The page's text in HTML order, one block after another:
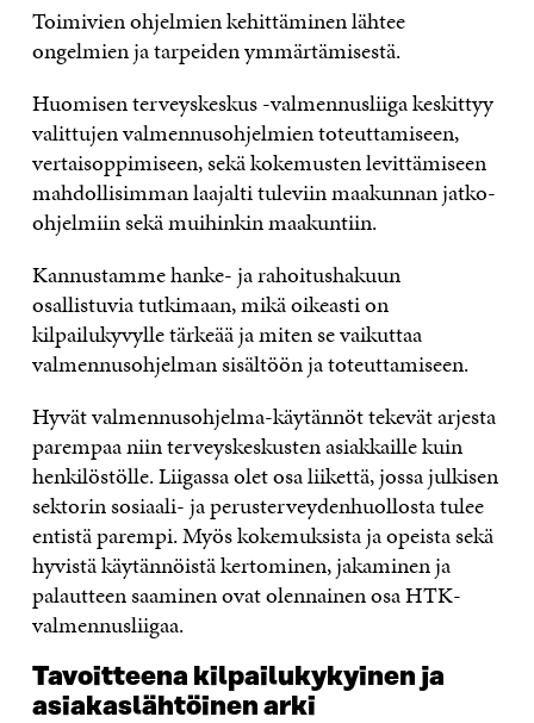
Toimivien ohjelmien kehittäminen lähtee
ongelmien ja tarpeiden ymmärtämisestä.
Huomisen terveyskeskus -valmennusliiga keskittyy
valittujen valmennusohjelmien toteuttamiseen,
vertaisoppimiseen, sekä kokemusten levittämiseen
mahdollisimman laajalti tuleviin maakunnan jatko-
ohjelmiin sekä muihinkin maakuntiin.
Kannustamme hanke- ja rahoitushakuun
osallistuvia tutkimaan, mikä oikeasti on
kilpailukyvylle tärkeää ja miten se vaikuttaa
valmennusohjelman sisältöön ja toteuttamiseen.
Hyvät valmennusohjelma-käytännöt tekevät arjesta
parempaa niin terveyskeskusten asiakkaille kuin
henkilöstölle. Liigassa olet osa liikettä, jossa julkisen
sektorin sosiaali- ja perusterveydenhuollosta tulee
entistä parempi. Myös kokemuksista ja opeista sekä
hyvistä käytännöistä kertominen, jakaminen ja
palautteen saaminen ovat olennainen osa HTK-
valmennusliigaa.
Tavoitteena kilpailukykyinen ja
asiakaslähtöinen arki